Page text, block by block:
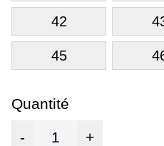
42
45
Quantité
- +